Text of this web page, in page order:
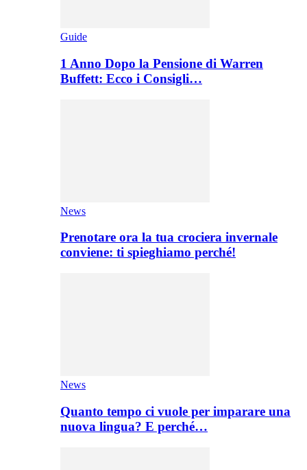
Guide
1 Anno Dopo la Pensione di Warren
Buffett: Ecco i Consigli…
News
Prenotare ora la tua crociera invernale
conviene: ti spieghiamo perché!
News
Quanto tempo ci vuole per imparare una
nuova lingua? E perché…